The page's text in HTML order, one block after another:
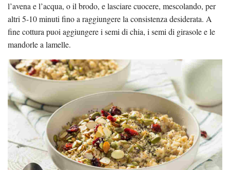
l’avena e l’acqua, o il brodo, e lasciare cuocere, mescolando, per
altri 5-10 minuti fino a raggiungere la consistenza desiderata. A
fine cottura puoi aggiungere i semi di chia, i semi di girasole e le
mandorle a lamelle.